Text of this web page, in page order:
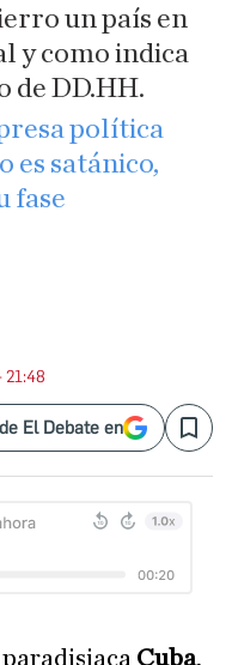
un país en
y como indica
de DD.HH.
política
es satánico,
fase
21:48
El Debate en Save
Cuba,